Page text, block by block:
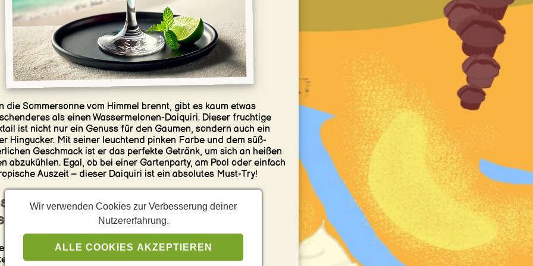
die Sommersonne vom Himmel brennt, gibt es kaum etwas
als einen Wassermelonen-Daiquiri. Dieser fruchtige
ist nicht nur ein Genuss für den Gaumen, sondern auch ein
Hingucker. Mit seiner leuchtend pinken Farbe und dem süß-
Geschmack ist er das perfekte Getränk, um sich an heißen
abzukühlen. Egal, ob bei einer Gartenparty, am Pool oder einfach
Auszeit – dieser Daiquiri ist ein absolutes Must-Try!
macht den Wassermelonen-Daiquiri so
zum klassischen Daiquiri, der aus Rum, Limette und
besteht, bringt der Wassermelonen-Daiquiri eine fruchtige
Wir verwenden Cookies zur Verbesserung deiner
Nutzererfahrung.
ALLE COOKIES AKZEPTIEREN